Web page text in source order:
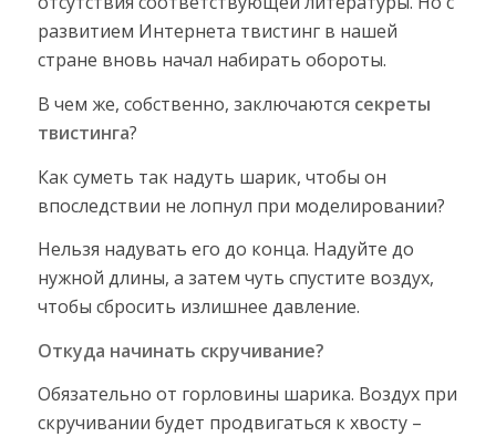
развитием Интернета твистинг в нашей
стране вновь начал набирать обороты.
В чем же, собственно, заключаются секреты
твистинга?
Как суметь так надуть шарик, чтобы он
впоследствии не лопнул при моделировании?
Нельзя надувать его до конца. Надуйте до
нужной длины, а затем чуть спустите воздух,
чтобы сбросить излишнее давление.
Откуда начинать скручивание?
Обязательно от горловины шарика. Воздух при
скручивании будет продвигаться к хвосту –